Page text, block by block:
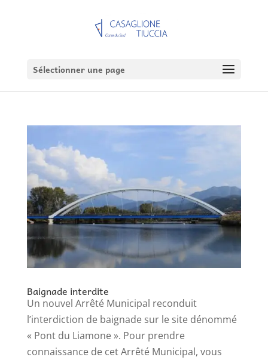
Sélectionner une page
Baignade interdite
Un nouvel Arrêté Municipal reconduit
l’interdiction de baignade sur le site dénommé
« Pont du Liamone ». Pour prendre
connaissance de cet Arrêté Municipal, vous